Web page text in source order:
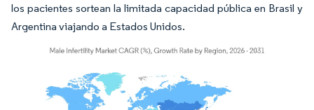
los pacientes sortean la limitada capacidad pública en Brasil y
Argentina viajando a Estados Unidos.